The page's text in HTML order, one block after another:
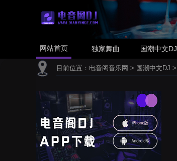
网站首页 独家舞曲 国潮中文DJ
目前位置： 电音阁音乐网 > 国潮中文DJ >